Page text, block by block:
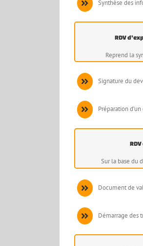
Synthèse des
RDV
Reprend la
Signature du
Préparation
Sur la base du
Document de
Démarrage des